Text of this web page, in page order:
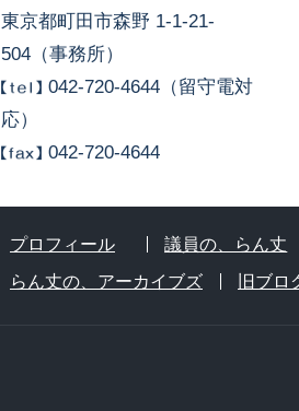
東京都町田市森野 1-1-21-
504（事務所）
042-720-4644（留守電対
応）
042-720-4644
プロフィール
議員の、らん丈
らん丈の、アーカイブズ
旧ブロ